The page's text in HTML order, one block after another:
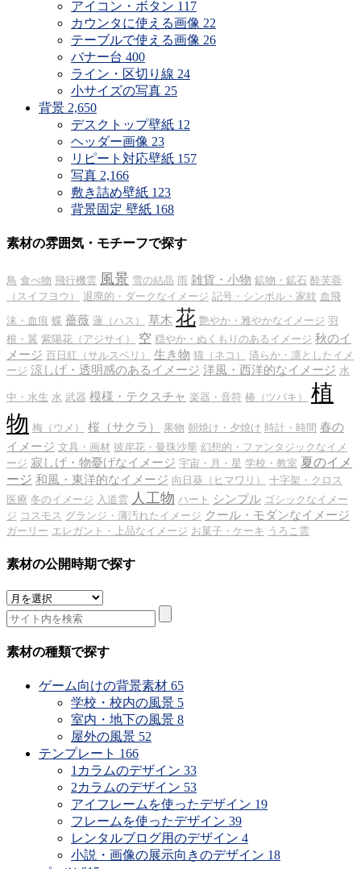
アイコン・ボタン 117
カウンタに使える画像 22
テーブルで使える画像 26
バナー台 400
ライン・区切り線 24
小サイズの写真 25
背景 2,650
デスクトップ壁紙 12
ヘッダー画像 23
リピート対応壁紙 157
写真 2,166
敷き詰め壁紙 123
背景固定 壁紙 168
素材の雰囲気・モチーフで探す
鳥 食べ物 飛行機雲 風景 雪の結晶 雨 雑貨・小物 鉱物・鉱石 酔芙蓉
（スイフヨウ）
退廃的・ダークなイメージ 記号・シンボル・家紋 血飛
沫・血痕 蝶 薔薇 蓮（ハス） 草木 花 艶やか・雅やかなイメージ 羽
根・翼 紫陽花（アジサイ） 空 穏やか・ぬくもりのあるイメージ 秋のイ
メージ 百日紅（サルスベリ） 生き物 猫（ネコ）
清らか・凛としたイメ
ージ 涼しげ・透明感のあるイメージ 洋風・西洋的なイメージ 水
中・水生 水 武器 模様・テクスチャ 楽器・音符 椿（ツバキ）
植
物 梅（ウメ） 桜（サクラ） 果物 朝焼け・夕焼け 時計・時間 春の
イメージ 文具・画材 彼岸花・曼珠沙華 幻想的・ファンタジックなイメ
ージ 寂しげ・物憂げなイメージ 宇宙・月・星 学校・教室 夏のイメ
ージ 和風・東洋的なイメージ 向日葵（ヒマワリ）
十字架・クロス
医療 冬のイメージ 入道雲 人工物 ハート シンプル ゴシックなイメー
ジ コスモス グランジ・薄汚れたイメージ クール・モダンなイメージ
ガーリー エレガント・上品なイメージ お菓子・ケーキ うろこ雲
素材の公開時期で探す
素
材
の
公
素材の種類で探す
ゲーム向けの背景素材 65
学校・校内の風景 5
室内・地下の風景 8
屋外の風景 52
テンプレート 166
1カラムのデザイン 33
2カラムのデザイン 53
アイフレームを使ったデザイン 19
フレームを使ったデザイン 39
レンタルブログ用のデザイン 4
小説・画像の展示向きのデザイン 18